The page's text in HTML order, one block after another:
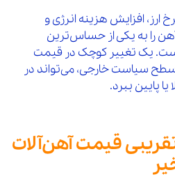
ارز، افزایش هزینه انرژی و
را به یکی از حساس‌ترین
است. یک تغییر کوچک در قیمت
سیاست خارجی، می‌تواند در
پایین ببرد.
قیمت آهن‌آلات